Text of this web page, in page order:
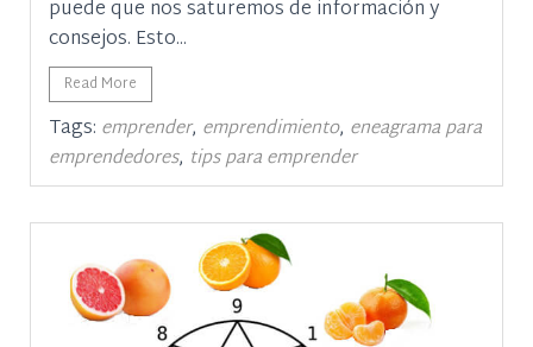
puede que nos saturemos de información y
consejos. Esto...
Read More
Tags: emprender, emprendimiento, eneagrama para
emprendedores, tips para emprender